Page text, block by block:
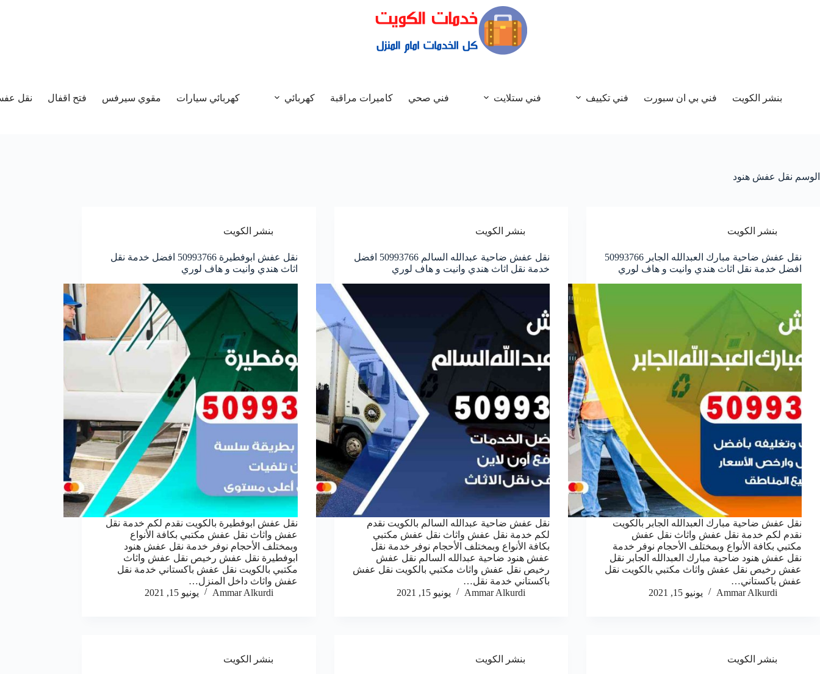
بنشر الكويت فني بي ان سبورت فني تكييف فني ستلايت فني صحي كاميرات مراقبة كهربائي كهربائي سيارات مقوي سيرفس فتح اقفال نقل
الوسم نقل عفش هنود
بنشر الكويت
نقل عفش ضاحية مبارك العبدالله الجابر 50993766
افضل خدمة نقل اثاث هندي وانيت و هاف لوري
نقل عفش ضاحية مبارك العبدالله الجابر بالكويت
نقدم لكم خدمة نقل عفش واثاث نقل عفش
مكتبي بكافة الأنواع وبمختلف الأحجام نوفر خدمة
نقل عفش هنود ضاحية مبارك العبدالله الجابر نقل
عفش رخيص نقل عفش واثاث مكتبي بالكويت نقل
عفش باكستاني…
Ammar Alkurdi
يونيو 15, 2021
بنشر الكويت
نقل عفش ضاحية عبدالله السالم 50993766 افضل
خدمة نقل اثاث هندي وانيت و هاف لوري
نقل عفش ضاحية عبدالله السالم بالكويت نقدم
لكم خدمة نقل عفش واثاث نقل عفش مكتبي
بكافة الأنواع وبمختلف الأحجام نوفر خدمة نقل
عفش هنود ضاحية عبدالله السالم نقل عفش
رخيص نقل عفش واثاث مكتبي بالكويت نقل عفش
باكستاني خدمة نقل…
Ammar Alkurdi
يونيو 15, 2021
بنشر الكويت
نقل عفش ابوفطيرة 50993766 افضل خدمة نقل
اثاث هندي وانيت و هاف لوري
نقل عفش ابوفطيرة بالكويت نقدم لكم خدمة نقل
عفش واثاث نقل عفش مكتبي بكافة الأنواع
وبمختلف الأحجام نوفر خدمة نقل عفش هنود
ابوفطيرة نقل عفش رخيص نقل عفش واثاث
مكتبي بالكويت نقل عفش باكستاني خدمة نقل
عفش واثاث داخل المنزل…
Ammar Alkurdi
يونيو 15, 2021
بنشر الكويت بنشر الكويت بنشر الكويت